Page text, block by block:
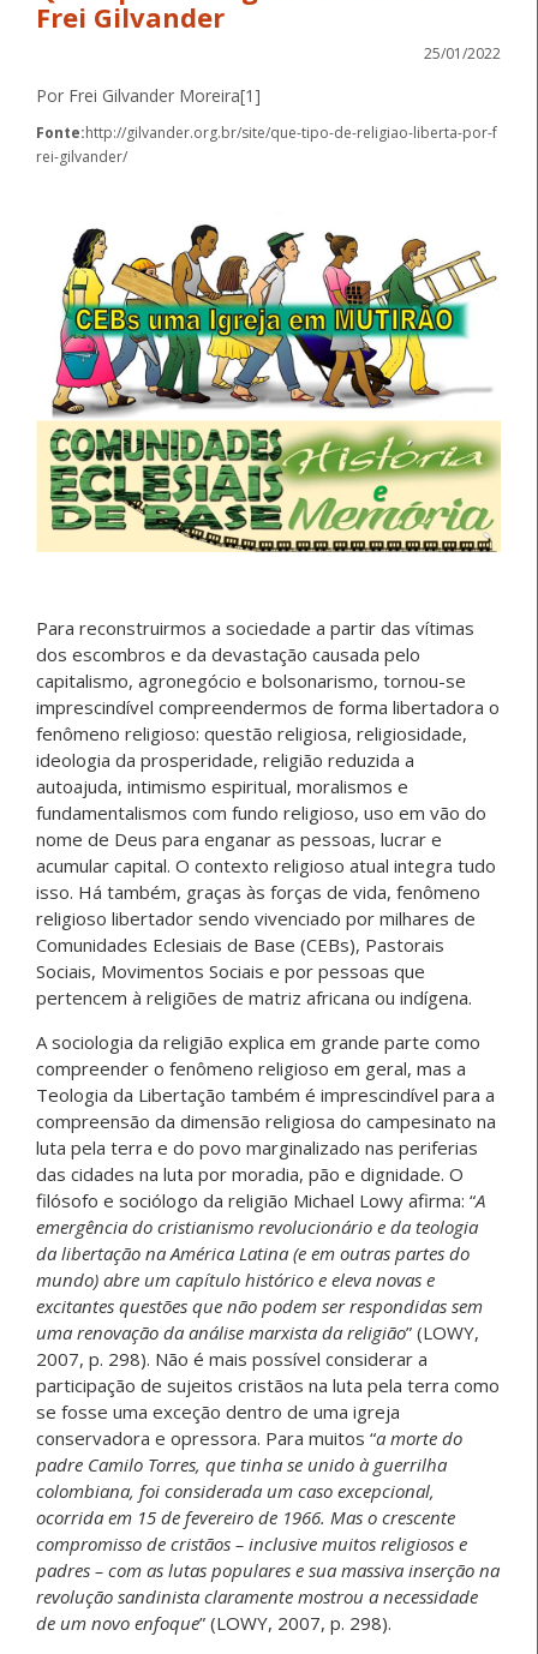
Frei Gilvander
25/01/2022
Por Frei Gilvander Moreira[1]
Fonte:http://gilvander.org.br/site/que-tipo-de-religiao-liberta-por-f
rei-gilvander/
Para reconstruirmos a sociedade a partir das vítimas
dos escombros e da devastação causada pelo
capitalismo, agronegócio e bolsonarismo, tornou-se
imprescindível compreendermos de forma libertadora o
fenômeno religioso: questão religiosa, religiosidade,
ideologia da prosperidade, religião reduzida a
autoajuda, intimismo espiritual, moralismos e
fundamentalismos com fundo religioso, uso em vão do
nome de Deus para enganar as pessoas, lucrar e
acumular capital. O contexto religioso atual integra tudo
isso. Há também, graças às forças de vida, fenômeno
religioso libertador sendo vivenciado por milhares de
Comunidades Eclesiais de Base (CEBs), Pastorais
Sociais, Movimentos Sociais e por pessoas que
pertencem à religiões de matriz africana ou indígena.
A sociologia da religião explica em grande parte como
compreender o fenômeno religioso em geral, mas a
Teologia da Libertação também é imprescindível para a
compreensão da dimensão religiosa do campesinato na
luta pela terra e do povo marginalizado nas periferias
das cidades na luta por moradia, pão e dignidade. O
filósofo e sociólogo da religião Michael Lowy afirma: “A
emergência do cristianismo revolucionário e da teologia
da libertação na América Latina (e em outras partes do
mundo) abre um capítulo histórico e eleva novas e
excitantes questões que não podem ser respondidas sem
uma renovação da análise marxista da religião” (LOWY,
2007, p. 298). Não é mais possível considerar a
participação de sujeitos cristãos na luta pela terra como
se fosse uma exceção dentro de uma igreja
conservadora e opressora. Para muitos “a morte do
padre Camilo Torres, que tinha se unido à guerrilha
colombiana, foi considerada um caso excepcional,
ocorrida em 15 de fevereiro de 1966. Mas o crescente
compromisso de cristãos – inclusive muitos religiosos e
padres – com as lutas populares e sua massiva inserção na
revolução sandinista claramente mostrou a necessidade
de um novo enfoque” (LOWY, 2007, p. 298).